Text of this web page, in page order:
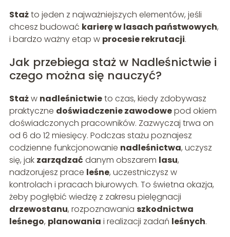
Stażto jeden z najważniejszych elementów, jeśli
chcesz budować karierę w lasach państwowych,
i bardzo ważny etap w procesie rekrutacji.
Jak przebiega staż w Nadleśnictwie i
czego można się nauczyć?
Stażw nadleśnictwieto czas, kiedy zdobywasz
praktyczne doświadczenie zawodowepod okiem
doświadczonych pracowników. Zazwyczaj trwa on
od 6 do 12 miesięcy. Podczas stażu poznajesz
codzienne funkcjonowanie nadleśnictwa, uczysz
się, jak zarządzać danym obszarem lasu,
nadzorujesz prace leśne, uczestniczysz w
kontrolach i pracach biurowych. To świetna okazja,
żeby pogłębić wiedzę z zakresu pielęgnacji
drzewostanu, rozpoznawania szkodnictwa
leśnego, planowania i realizacji zadań leśnych.